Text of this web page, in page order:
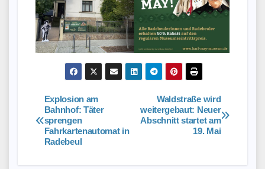
Beitragsnavigation
Waldstraße wird
weitergebaut: Neuer
Abschnitt startet am
19. Mai
Explosion am
Bahnhof: Täter
sprengen
Fahrkartenautomat in
Radebeul